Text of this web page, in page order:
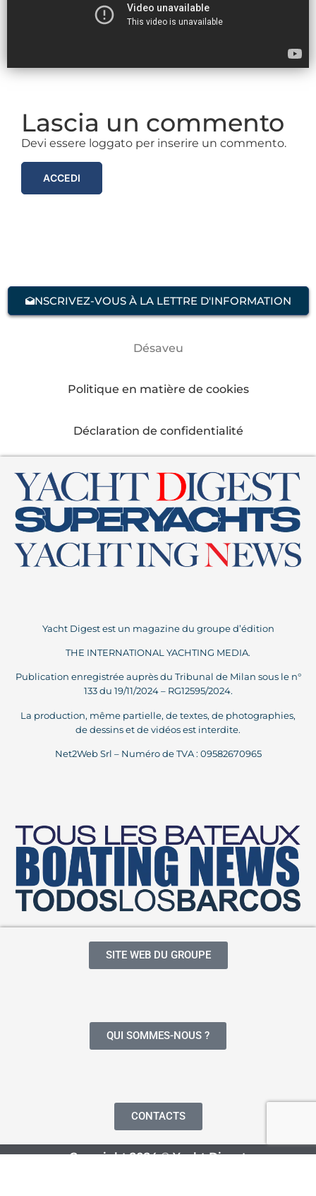
Lascia un commento
Devi essere loggato per inserire un commento.
ACCEDI
NSCRIVEZ-VOUS À LA LETTRE D'INFORMATION
Désaveu
Politique en matière de cookies
Déclaration de confidentialité
Yacht Digest est un magazine du groupe d’édition
THE INTERNATIONAL YACHTING MEDIA.
Publication enregistrée auprès du Tribunal de Milan sous le n°
133 du 19/11/2024 – RG12595/2024.
La production, même partielle, de textes, de photographies,
de dessins et de vidéos est interdite.
Net2Web Srl – Numéro de TVA : 09582670965
SITE WEB DU GROUPE
QUI SOMMES-NOUS ?
CONTACTS
Copyright 2024 © Yacht Digest